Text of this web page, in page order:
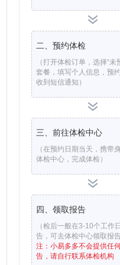
二、预约体检
（打开体检订单，选择“未
套餐，填写个人信息，预
收到短信通知）
三、前往体检中心
（在预约日期当天，携带
体检中心，完成体检）
四、领取报告
（检后一般在3-10个工作
告，可去体检中心领取报告
注：小易多多不会提供任
告，请自行联系体检机构